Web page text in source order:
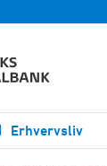
Erhvervsliv